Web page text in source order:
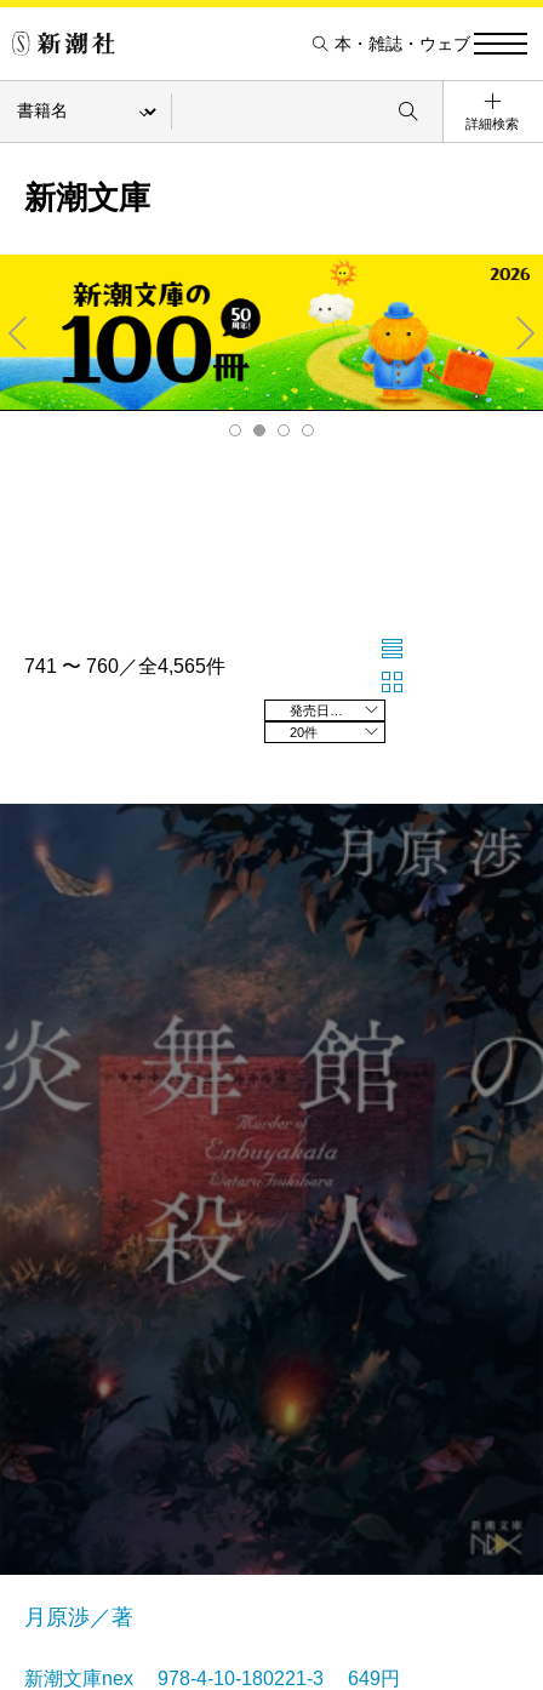
本・雑誌・ウェブ
詳細検索
新潮文庫
Pre
v
Ne
xt
741 〜 760／全4,565件
20件
月原渉／著
新潮文庫nex 978-4-10-180221-3 649円